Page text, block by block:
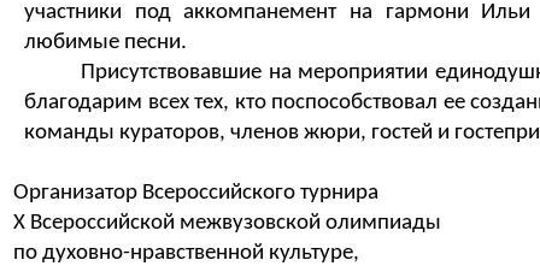
участники под аккомпанемент на гармони Ильи
любимые песни.
Присутствовавшие на мероприятии
благодарим всех тех, кто поспособствовал ее
команды кураторов, членов жюри, гостей и
Организатор Всероссийского турнира
Х Всероссийской межвузовской олимпиады
по духовно-нравственной культуре,